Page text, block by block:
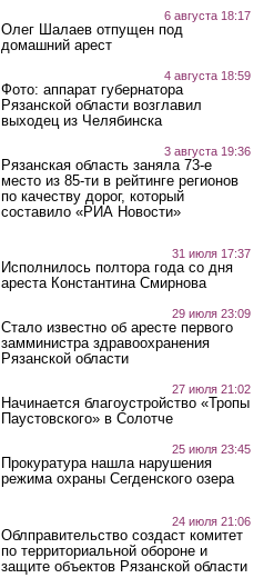
6 августа 18:17
Олег Шалаев отпущен под
домашний арест
4 августа 18:59
Фото: аппарат губернатора
Рязанской области возглавил
выходец из Челябинска
3 августа 19:36
Рязанская область заняла 73-е
место из 85-ти в рейтинге регионов
по качеству дорог, который
составило «РИА Новости»
31 июля 17:37
Исполнилось полтора года со дня
ареста Константина Смирнова
29 июля 23:09
Стало известно об аресте первого
замминистра здравоохранения
Рязанской области
27 июля 21:02
Начинается благоустройство «Тропы
Паустовского» в Солотче
25 июля 23:45
Прокуратура нашла нарушения
режима охраны Сегденского озера
24 июля 21:06
Облправительство создаст комитет
по территориальной обороне и
защите объектов Рязанской области